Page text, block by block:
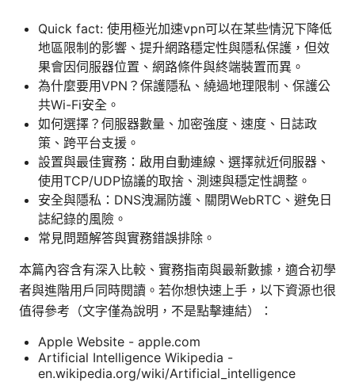
Quick fact: 使用極光加速vpn可以在某些情況下降低
地區限制的影響、提升網路穩定性與隱私保護，但效
果會因伺服器位置、網路條件與終端裝置而異。
為什麼要用VPN？保護隱私、繞過地理限制、保護公
共Wi-Fi安全。
如何選擇？伺服器數量、加密強度、速度、日誌政
策、跨平台支援。
設置與最佳實務：啟用自動連線、選擇就近伺服器、
使用TCP/UDP協議的取捨、測速與穩定性調整。
安全與隱私：DNS洩漏防護、關閉WebRTC、避免日
誌紀錄的風險。
常見問題解答與實務錯誤排除。
本篇內容含有深入比較、實務指南與最新數據，適合初學
者與進階用戶同時閱讀。若你想快速上手，以下資源也很
值得參考（文字僅為說明，不是點擊連結）：
Apple Website - apple.com
Artificial Intelligence Wikipedia -
en.wikipedia.org/wiki/Artificial_intelligence